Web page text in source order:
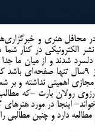
الکترونیکی در کنار شما
شدند و از میان ما
این پایگاه را روشن نگه دارند تا
اهمیتی نداشته و بر
آرزوی رولان بارت -که
اینجا در مورد هنرهای
دارد و چنین مطالبی